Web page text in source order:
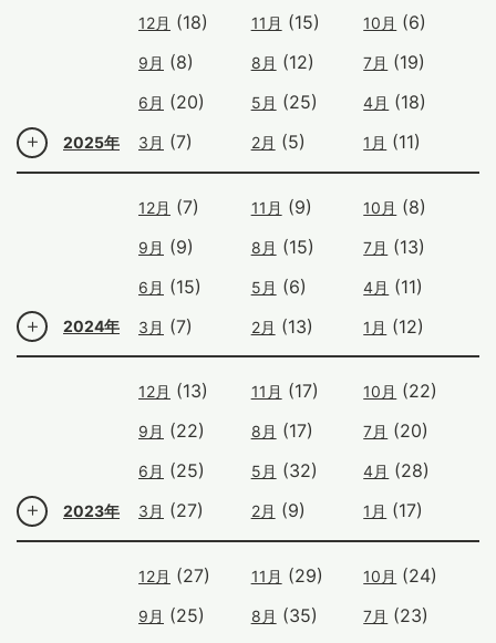
2025年
12月 (18) 11月 (15) 10月 (6)
9月 (8) 8月 (12) 7月 (19)
6月 (20) 5月 (25) 4月 (18)
3月 (7) 2月 (5) 1月 (11)
2024年
12月 (7) 11月 (9) 10月 (8)
9月 (9) 8月 (15) 7月 (13)
6月 (15) 5月 (6) 4月 (11)
3月 (7) 2月 (13) 1月 (12)
2023年
12月 (13) 11月 (17) 10月 (22)
9月 (22) 8月 (17) 7月 (20)
6月 (25) 5月 (32) 4月 (28)
3月 (27) 2月 (9) 1月 (17)
12月 (27) 11月 (29) 10月 (24)
9月 (25) 8月 (35) 7月 (23)